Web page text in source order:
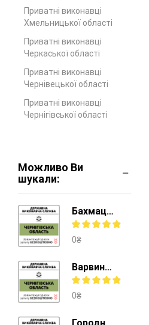
Приватні виконавці
Хмельницької області
Приватні виконавці
Черкаської області
Приватні виконавці
Чернівецької області
Приватні виконавці
Чернігівської області
Можливо Ви
шукали:
Бахмацький відділ державної виконавчої служби у Ніжинському районі
0₴
Варвинський відділ державної виконавчої служби у Прилуцькому районі
0₴